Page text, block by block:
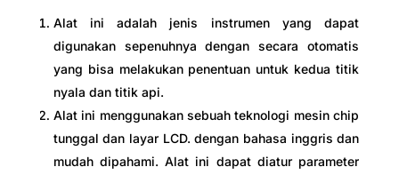
Alat ini adalah jenis instrumen yang dapat
digunakan sepenuhnya dengan secara otomatis
yang bisa melakukan penentuan untuk kedua titik
nyala dan titik api.
Alat ini menggunakan sebuah teknologi mesin chip
tunggal dan layar LCD. dengan bahasa inggris dan
mudah dipahami. Alat ini dapat diatur parameter